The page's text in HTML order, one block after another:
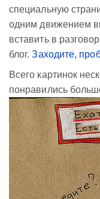
специальную
одним движением
вставить в
блог.Заходите,
Всего картинок
понравились